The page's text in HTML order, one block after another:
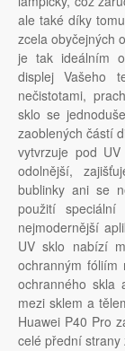
ale také díky
zcela obyčejných
je tak ideálním
displej Vašeho
nečistotami,
sklo se
zaoblených částí
vytvrzuje pod
odolnější,
bublinky ani se
použití
nejmodernější
UV sklo nabízí
ochranným fóliím
ochranného skla
mezi sklem a
Huawei P40 Pro
celé přední